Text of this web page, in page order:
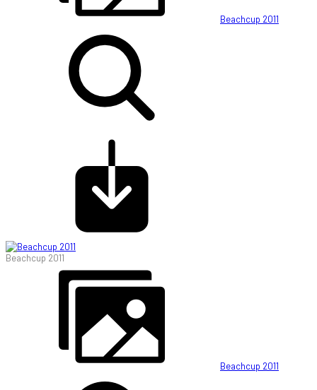
Beachcup 2011
Beachcup 2011
Beachcup 2011